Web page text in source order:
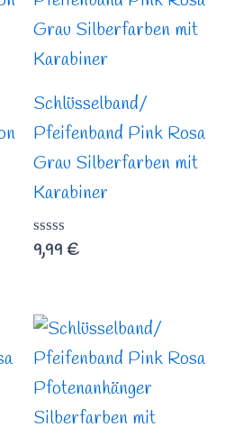
Schlüsselband/
Pfeifenband Pink Rosa
Grau Silberfarben mit
Karabiner
Bewertet
mit
9,99 €